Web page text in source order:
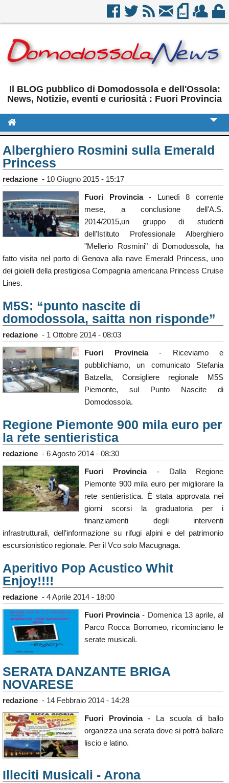
Il BLOG pubblico di Domodossola e dell'Ossola:
News, Notizie, eventi e curiosità : Fuori Provincia
Politica
Sport
Eventi
Rubriche
Calendario
Annunci
Alberghiero Rosmini sulla Emerald
Princess
redazione - 10 Giugno 2015 - 15:17
Fuori Provincia- Lunedì 8 corrente
mese, a conclusione dell'A.S.
2014/2015,un gruppo di studenti
dell'Istituto Professionale Alberghiero
"Mellerio Rosmini" di Domodossola, ha
fatto visita nel porto di Genova alla nave Emerald Princess, uno
dei gioielli della prestigiosa Compagnia americana Princess Cruise
Lines.
M5S: “punto nascite di
domodossola, saitta non risponde”
redazione - 1 Ottobre 2014 - 08:03
Fuori Provincia- Riceviamo e
pubblichiamo, un comunicato Stefania
Batzella, Consigliere regionale M5S
Piemonte, sul Punto Nascite di
Domodossola.
Regione Piemonte 900 mila euro per
la rete sentieristica
redazione - 6 Agosto 2014 - 08:30
Fuori Provincia- Dalla Regione
Piemonte 900 mila euro per migliorare la
rete sentieristica. È stata approvata nei
giorni scorsi la graduatoria per i
finanziamenti degli interventi
infrastrutturali, dell’informazione su rifugi alpini e del patrimonio
escursionistico regionale. Per il Vco solo Macugnaga.
Aperitivo Pop Acustico Whit
Enjoy!!!!
redazione - 4 Aprile 2014 - 18:00
Fuori Provincia- Domenica 13 aprile, al
Parco Rocca Borromeo, ricominciano le
serate musicali.
SERATA DANZANTE BRIGA
NOVARESE
redazione - 14 Febbraio 2014 - 14:28
Fuori Provincia- La scuola di ballo
organizza una serata dove si potrà ballare
liscio e latino.
Illeciti Musicali - Arona